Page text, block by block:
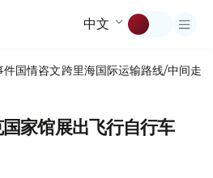
中文
件国情咨文跨里海国际运输路线/中间走廊
家馆展出飞行自行车